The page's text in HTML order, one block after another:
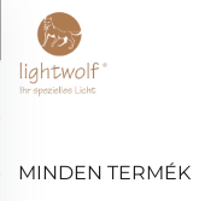
MINDEN TERMÉK